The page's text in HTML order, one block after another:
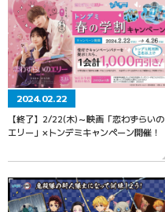
2024.02.22
【終了】2/22(木)～映画「恋わずらいの
エリー」×トンデミキャンペーン開催！